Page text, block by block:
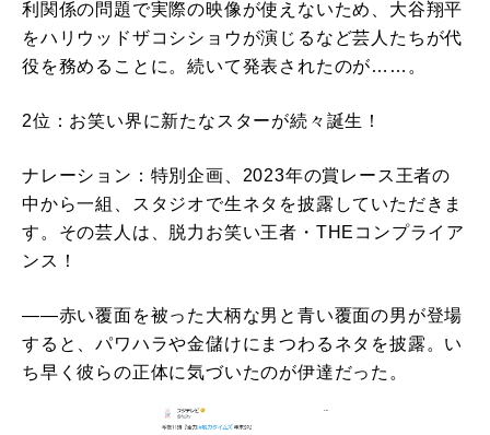
利関係の問題で実際の映像が使えないため、大谷翔平
をハリウッドザコシショウが演じるなど芸人たちが代
役を務めることに。続いて発表されたのが……。
2位：お笑い界に新たなスターが続々誕生！
ナレーション：特別企画、2023年の賞レース王者の
中から一組、スタジオで生ネタを披露していただきま
す。その芸人は、脱力お笑い王者・THEコンプライア
ンス！
――赤い覆面を被った大柄な男と青い覆面の男が登場
すると、パワハラや金儲けにまつわるネタを披露。い
ち早く彼らの正体に気づいたのが伊達だった。